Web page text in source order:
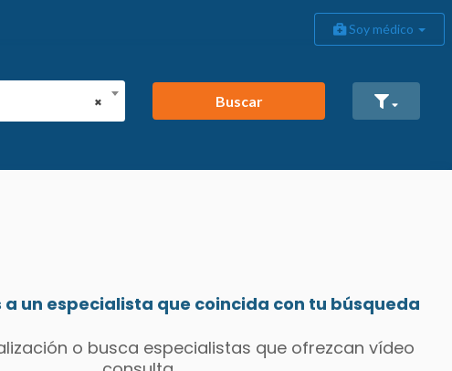
Soy médico
×
Buscar
a un especialista que coincida con tu búsqueda
o busca especialistas que ofrezcan vídeo